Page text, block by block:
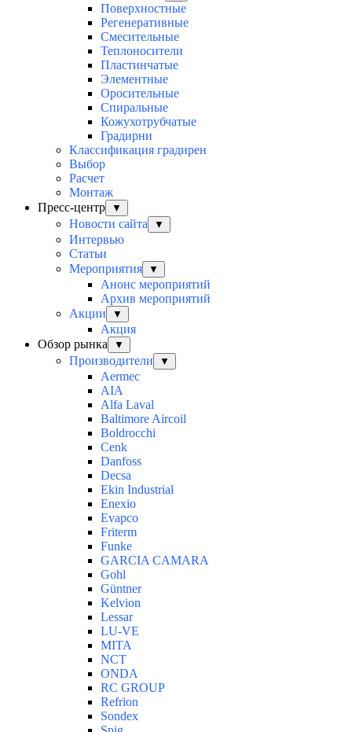
Поверхностные
Регенеративные
Смесительные
Теплоносители
Пластинчатые
Элементные
Оросительные
Спиральные
Кожухотрубчатые
Градирни
Классификация градирен
Выбор
Расчет
Монтаж
Пресс-центр
▼
Новости сайта ▼
Интервью
Статьи
Мероприятия
▼
Анонс мероприятий
Архив мероприятий
Акции
▼
Акция
Обзор рынка
▼
Производители ▼
Aermec
AIA
Alfa Laval
Baltimore Aircoil
Boldrocchi
Cenk
Danfoss
Decsa
Ekin Industrial
Enexio
Evapco
Friterm
Funke
GARCIA CAMARA
Gohl
Güntner
Kelvion
Lessar
LU-VE
MITA
NCT
ONDA
RC GROUP
Refrion
Sondex